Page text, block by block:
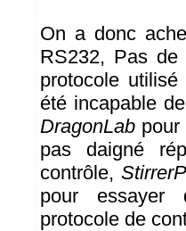
On a donc
RS232, Pas de
protocole
été incapable
DragonLab pour
pas daigné
contrôle,
pour essayer
protocole de